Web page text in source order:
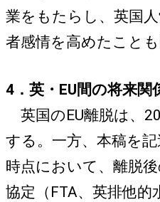
業をもたらし、英国
者感情を高めたことも
4．英・EU間の将来
英国のEU離脱は、
する。一方、本稿を
時点において、離脱
協定（FTA、英排他的